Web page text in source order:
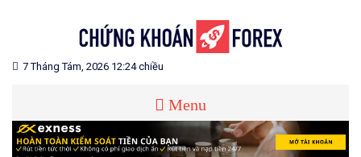
CHỨNG KHOÁN FOREX
Blog chia sẻ về Chứng Khoán và Forex
7 Tháng Tám, 2026 12:24 chiều
Menu